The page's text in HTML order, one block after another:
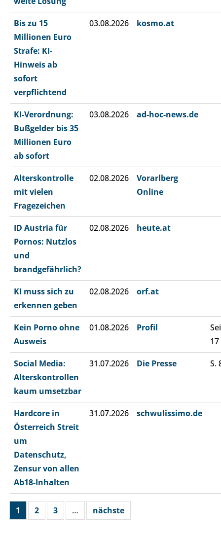
Bis zu 15
Millionen Euro
Strafe: KI-
Hinweis ab
sofort
verpflichtend
03.08.2026 kosmo.at
KI-Verordnung:
Bußgelder bis 35
Millionen Euro
ab sofort
03.08.2026 ad-hoc-news.de
Alterskontrolle
mit vielen
Fragezeichen
02.08.2026
Vorarlberg
Online
ID Austria für
Pornos: Nutzlos
und
brandgefährlich?
02.08.2026 heute.at
KI muss sich zu
erkennen geben
02.08.2026 orf.at
Kein Porno ohne
Ausweis
01.08.2026 Profil
17
Social Media:
Alterskontrollen
kaum umsetzbar
31.07.2026 Die Presse S.
Hardcore in
Österreich Streit
um
Datenschutz,
Zensur von allen
Ab18-Inhalten
31.07.2026 schwulissimo.de
1 2 3 … nächste